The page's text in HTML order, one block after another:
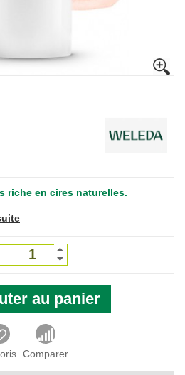
riche en cires naturelles.
au panier
Comparer